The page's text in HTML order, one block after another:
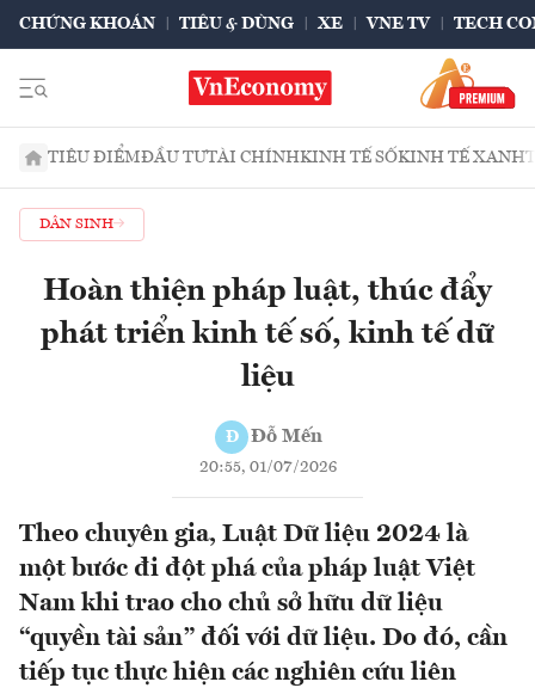
CHỨNG KHOÁN TIÊU & DÙNG XE VNE TV TECH
TIÊU ĐIỂMĐẦU TƯTÀI CHÍNHKINH TẾ SỐKINH TẾ XANH
DÂN SINH
Hoàn thiện pháp luật, thúc đẩy
phát triển kinh tế số, kinh tế dữ
liệu
Đ Đỗ Mến
20:55, 01/07/2026
Theo chuyên gia, Luật Dữ liệu 2024 là
một bước đi đột phá của pháp luật Việt
Nam khi trao cho chủ sở hữu dữ liệu
“quyền tài sản” đối với dữ liệu. Do đó, cần
tiếp tục thực hiện các nghiên cứu liên